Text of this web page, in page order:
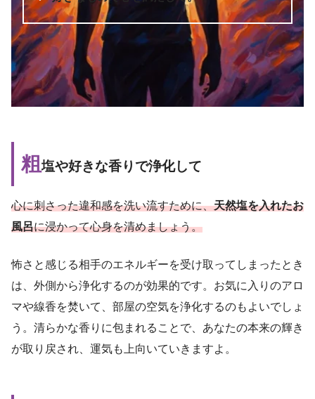
粗塩や好きな香りで浄化して
心に刺さった違和感を洗い流すために、天然塩を入れたお
風呂に浸かって心身を清めましょう。
怖さと感じる相手のエネルギーを受け取ってしまったとき
は、外側から浄化するのが効果的です。お気に入りのアロ
マや線香を焚いて、部屋の空気を浄化するのもよいでしょ
う。清らかな香りに包まれることで、あなたの本来の輝き
が取り戻され、運気も上向いていきますよ。